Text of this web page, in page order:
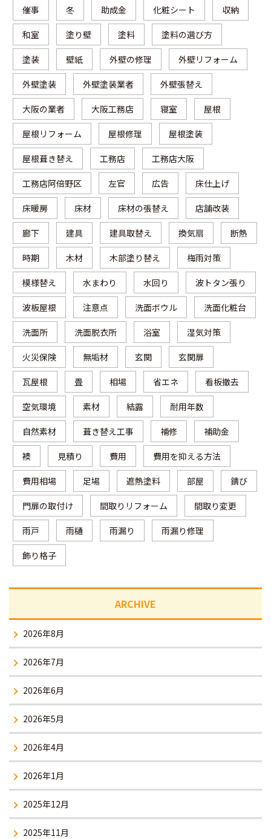
催事 冬 助成金 化粧シート 収納
和室 塗り壁 塗料 塗料の選び方
塗装 壁紙 外壁の修理 外壁リフォーム
外壁塗装 外壁塗装業者 外壁張替え
大阪の業者 大阪工務店 寝室 屋根
屋根リフォーム 屋根修理 屋根塗装
屋根葺き替え 工務店 工務店大阪
工務店阿倍野区 左官 広告 床仕上げ
床暖房 床材 床材の張替え 店舗改装
廊下 建具 建具取替え 換気扇 断熱
時期 木材 木部塗り替え 梅雨対策
模様替え 水まわり 水回り 波トタン張り
波板屋根 注意点 洗面ボウル 洗面化粧台
洗面所 洗面脱衣所 浴室 湿気対策
火災保険 無垢材 玄関 玄関扉
瓦屋根 畳 相場 省エネ 看板撤去
空気環境 素材 結露 耐用年数
自然素材 葺き替え工事 補修 補助金
襖 見積り 費用 費用を抑える方法
費用相場 足場 遮熱塗料 部屋 錆び
門扉の取付け 間取りリフォーム 間取り変更
雨戸 雨樋 雨漏り 雨漏り修理
飾り格子
ARCHIVE
2026年8月
2026年7月
2026年6月
2026年5月
2026年4月
2026年1月
2025年12月
2025年11月